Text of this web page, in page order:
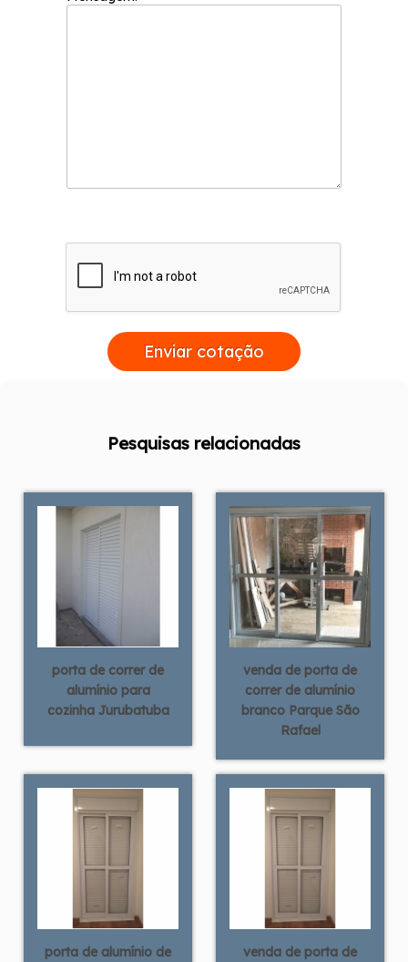
Enviar cotação
Pesquisas relacionadas
porta de correr de
alumínio para
cozinha Jurubatuba
venda de porta de
correr de alumínio
branco Parque São
Rafael
porta de alumínio de
venda de porta de